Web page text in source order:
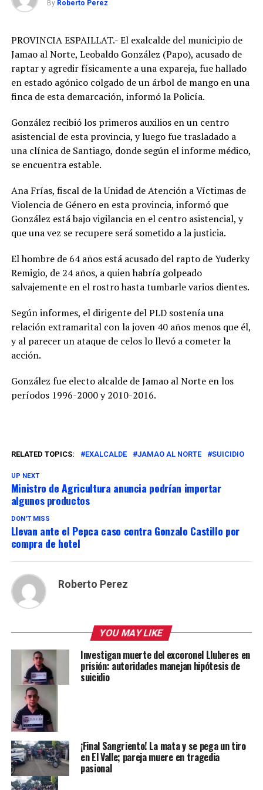
By Roberto Perez
PROVINCIA ESPAILLAT.- El exalcalde del municipio de
Jamao al Norte, Leobaldo González (Papo), acusado de
raptar y agredir físicamente a una expareja, fue hallado
en estado agónico colgado de un árbol de mango en una
finca de esta demarcación, informó la Policía.
González recibió los primeros auxilios en un centro
asistencial de esta provincia, y luego fue trasladado a
una clínica de Santiago, donde según el informe médico,
se encuentra estable.
Ana Frías, fiscal de la Unidad de Atención a Víctimas de
Violencia de Género en esta provincia, informó que
González está bajo vigilancia en el centro asistencial, y
que una vez se recupere será sometido a la justicia.
El hombre de 64 años está acusado del rapto de Yuderky
Remigio, de 24 años, a quien habría golpeado
salvajemente en el rostro hasta tumbarle varios dientes.
Según informes, el dirigente del PLD sostenía una
relación extramarital con la joven 40 años menos que él,
y al parecer un ataque de celos lo llevó a cometer la
acción.
González fue electo alcalde de Jamao al Norte en los
períodos 1996-2000 y 2010-2016.
RELATED TOPICS: EXALCALDE JAMAO AL NORTE SUICIDIO
UP NEXT
Ministro de Agricultura anuncia podrían importar
algunos productos
DON'T MISS
Llevan ante el Pepca caso contra Gonzalo Castillo por
compra de hotel
Roberto Perez
YOU MAY LIKE
Investigan muerte del excoronel Lluberes en
prisión: autoridades manejan hipótesis de
suicidio
¡Final Sangriento! La mata y se pega un tiro
en El Valle; pareja muere en tragedia
pasional